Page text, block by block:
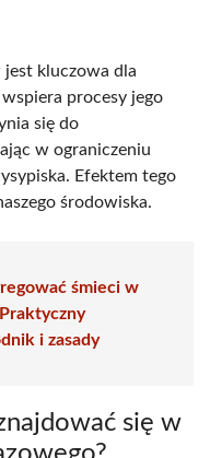
kluczowa dla
procesy jego
się do
w ograniczeniu
Efektem tego
środowiska.
śmieci w
i zasady
się w